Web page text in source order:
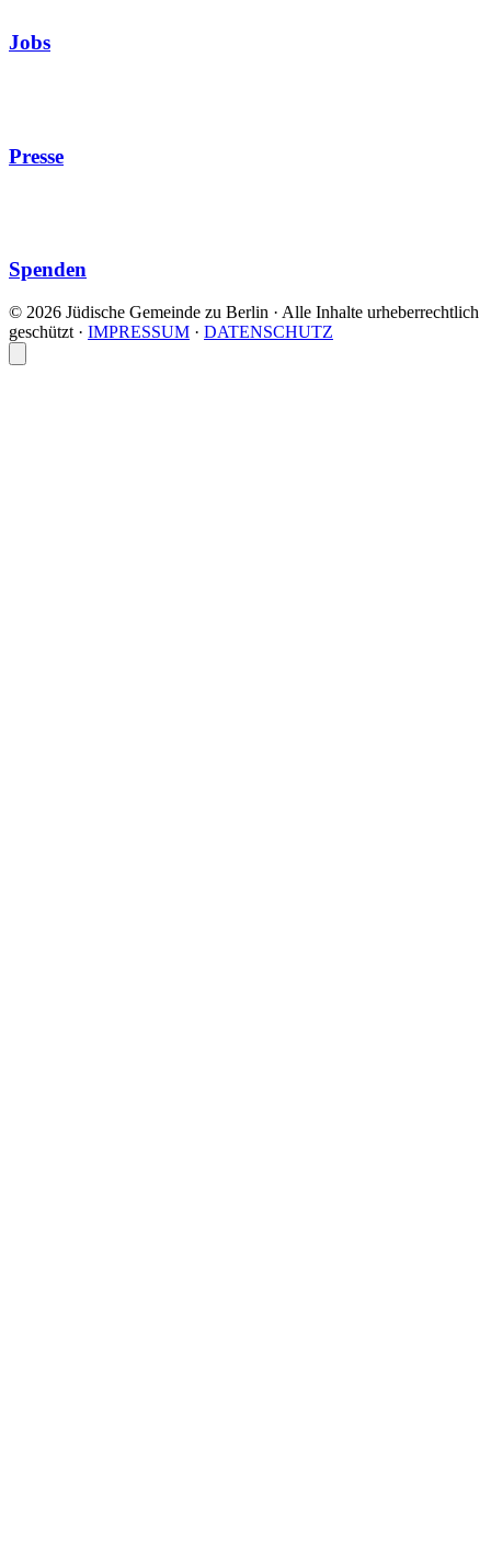
Jobs
Presse
Spenden
© 2026 Jüdische Gemeinde zu Berlin · Alle Inhalte urheberrechtlich
geschützt · IMPRESSUM · DATENSCHUTZ